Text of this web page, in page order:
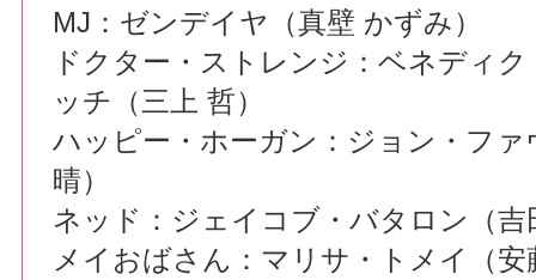
MJ：ゼンデイヤ（真壁 かずみ）
ドクター・ストレンジ：ベネディ
ッチ（三上 哲）
ハッピー・ホーガン：ジョン・ファ
晴）
ネッド：ジェイコブ・バタロン（吉
メイおばさん：マリサ・トメイ（安